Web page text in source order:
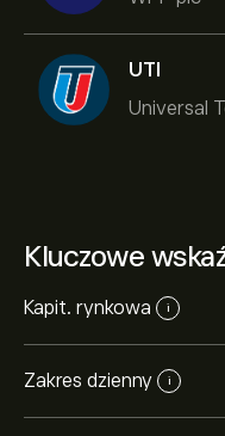
UTI
Universal
Kluczowe
Kapit. rynkowa i
Zakres dzienny i